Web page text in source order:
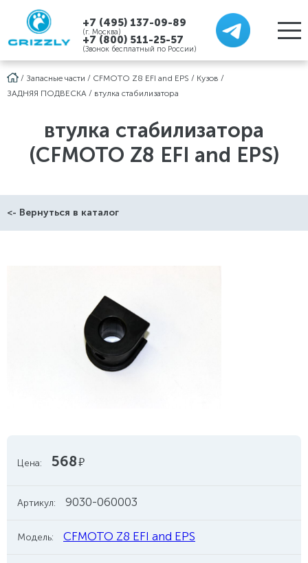
+7 (495) 137-09-89
(г. Москва)
+7 (800) 511-25-57
(Звонок бесплатный по России)
/ Запасные части / CFMOTO Z8 EFI and EPS / Кузов /
ЗАДНЯЯ ПОДВЕСКА / втулка стабилизатора
втулка стабилизатора
(CFMOTO Z8 EFI and EPS)
<- Вернуться в каталог
Цена: 568руб.
Артикул: 9030-060003
Модель: CFMOTO Z8 EFI and EPS